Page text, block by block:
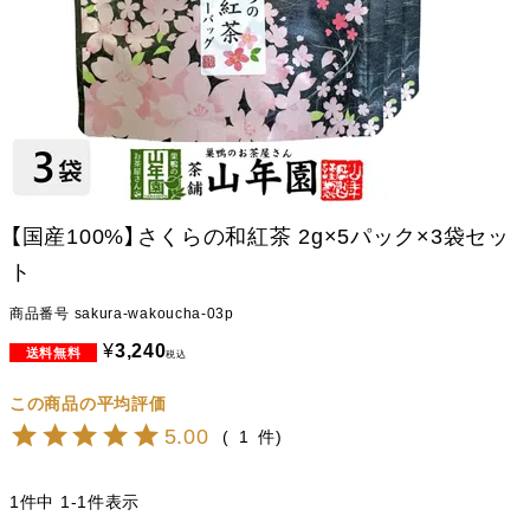
【国産100%】さくらの和紅茶 2g×5パック×3袋セッ
ト
商品番号 sakura-wakoucha-03p
¥3,240税込
5.00 1
1件中 1-1件表示